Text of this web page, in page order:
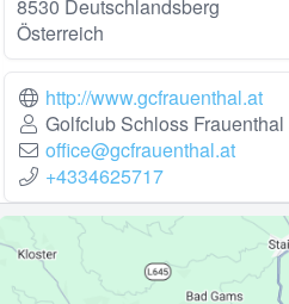
8530 Deutschlandsberg
Österreich
http://www.gcfrauenthal.at
Golfclub Schloss Frauenthal
office@gcfrauenthal.at
+4334625717